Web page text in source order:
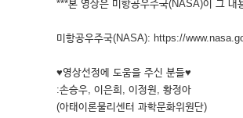
***본 영상은 미항공우주국(NASA)이 그 내
미항공우주국(NASA): https://
♥영상선정에 도움을 주신 분들♥
:손승우, 이은희, 이정원, 황정아
(아태이론물리센터 과학문화위원단)